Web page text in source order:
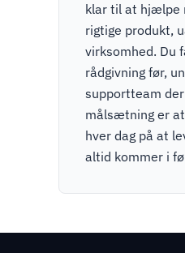
klar til at hjælpe
rigtige produkt,
virksomhed. Du
rådgivning før,
supportteam
målsætning er
hver dag på at
altid kommer i